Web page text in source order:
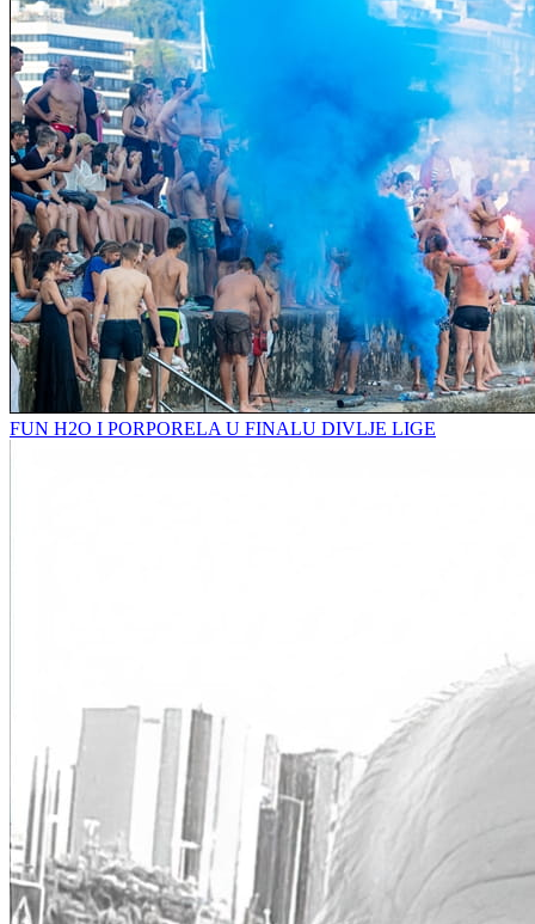
FUN H2O I PORPORELA U FINALU DIVLJE LIGE